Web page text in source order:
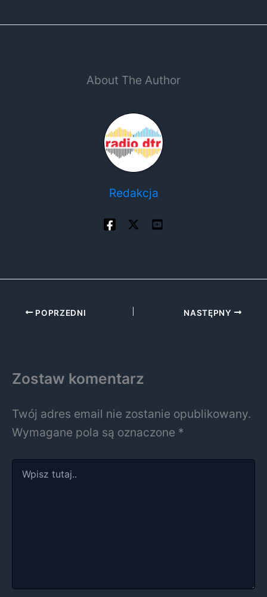
About The Author
Redakcja
POPRZEDNI NASTĘPNY
Zostaw komentarz
Twój adres email nie zostanie opublikowany.
Wymagane pola są oznaczone *
tutaj..